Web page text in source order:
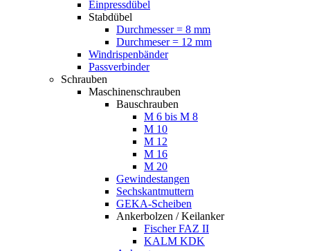
Einpressdübel
Stabdübel
Durchmesser = 8 mm
Durchmeser = 12 mm
Windrispenbänder
Passverbinder
Schrauben
Maschinenschrauben
Bauschrauben
M 6 bis M 8
M 10
M 12
M 16
M 20
Gewindestangen
Sechskantmuttern
GEKA-Scheiben
Ankerbolzen / Keilanker
Fischer FAZ II
KALM KDK